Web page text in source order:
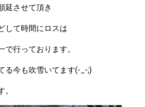
延させて頂き
して時間にロスは
行っております。
る今も吹雪いてます(-_-;)